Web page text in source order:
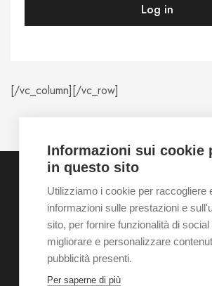
Log in
[/vc_column][/vc_row]
Home Chi siamo Galleria
News
Shop
Informazioni sui cookie
in questo sito
Utilizziamo i cookie per raccogliere
informazioni sulle prestazioni e
sito, per fornire funzionalità di
migliorare e personalizzare
pubblicità presenti.
Per saperne di più